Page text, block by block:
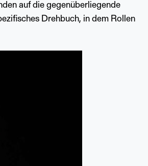
auf die gegenüberliegende
Drehbuch, in dem Rollen